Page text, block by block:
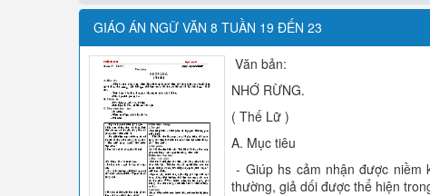
GIÁO ÁN NGỮ VĂN 8 TUẦN 19 ĐẾN 23
Văn bản:
NHỚ RỪNG.
( Thế Lữ )
A. Mục tiêu
- Giúp hs cảm nhận được niềm
thường, giả dối được thể hiện